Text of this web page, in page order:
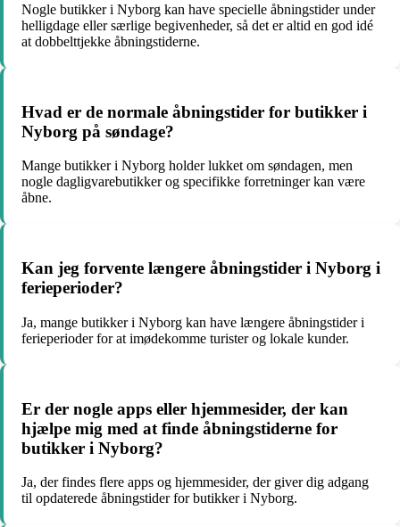
Nogle butikker i Nyborg kan have specielle åbningstider under
helligdage eller særlige begivenheder, så det er altid en god idé
at dobbelttjekke åbningstiderne.
Hvad er de normale åbningstider for butikker i
Nyborg på søndage?
Mange butikker i Nyborg holder lukket om søndagen, men
nogle dagligvarebutikker og specifikke forretninger kan være
åbne.
Kan jeg forvente længere åbningstider i Nyborg i
ferieperioder?
Ja, mange butikker i Nyborg kan have længere åbningstider i
ferieperioder for at imødekomme turister og lokale kunder.
Er der nogle apps eller hjemmesider, der kan
hjælpe mig med at finde åbningstiderne for
butikker i Nyborg?
Ja, der findes flere apps og hjemmesider, der giver dig adgang
til opdaterede åbningstider for butikker i Nyborg.